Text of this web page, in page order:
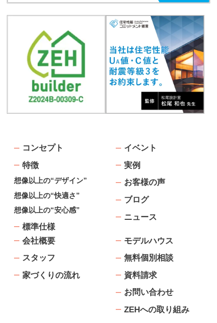
コンセプト
特徴
想像以上の“デザイン”
想像以上の“快適さ”
想像以上の“安心感”
標準仕様
会社概要
スタッフ
家づくりの流れ
イベント
実例
お客様の声
ブログ
ニュース
モデルハウス
無料個別相談
資料請求
お問い合わせ
ZEHへの取り組み